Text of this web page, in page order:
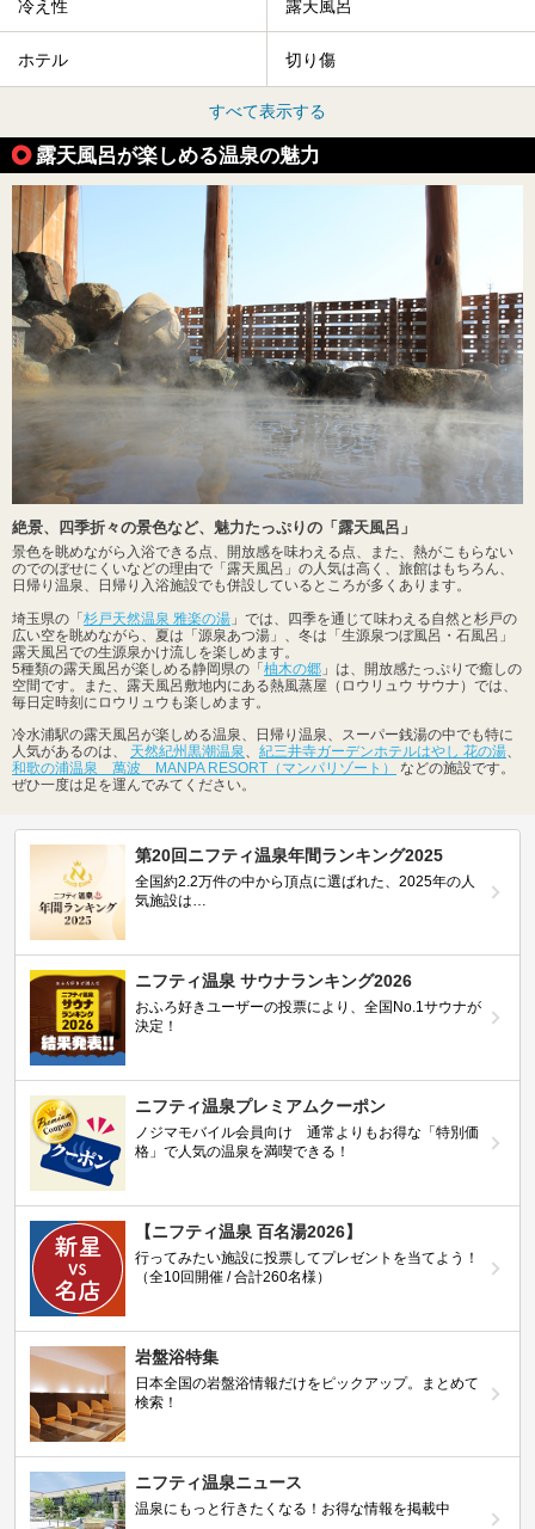
冷え性 露天風呂
ホテル 切り傷
すべて表示する
露天風呂が楽しめる温泉の魅力
絶景、四季折々の景色など、魅力たっぷりの「露天風呂」
景色を眺めながら入浴できる点、開放感を味わえる点、また、熱がこもらない
のでのぼせにくいなどの理由で「露天風呂」の人気は高く、旅館はもちろん、
日帰り温泉、日帰り入浴施設でも併設しているところが多くあります。
埼玉県の「 杉戸天然温泉 雅楽の湯 」では、四季を通じて味わえる自然と杉戸の
広い空を眺めながら、夏は「源泉あつ湯」、冬は「生源泉つぼ風呂・石風呂」
露天風呂での生源泉かけ流しを楽しめます。
5種類の露天風呂が楽しめる静岡県の「 柚木の郷 」は、開放感たっぷりで癒しの
空間です。また、露天風呂敷地内にある熱風蒸屋（ロウリュウ サウナ）では、
毎日定時刻にロウリュウも楽しめます。
冷水浦駅の露天風呂が楽しめる温泉、日帰り温泉、スーパー銭湯の中でも特に
人気があるのは、 天然紀州黒潮温泉、 紀三井寺ガーデンホテルはやし 花の湯、
和歌の浦温泉 萬波 MANPA RESORT（マンパリゾート）
などの施設です。
ぜひ一度は足を運んでみてください。
第20回ニフティ温泉年間ランキング2025
全国約2.2万件の中から頂点に選ばれた、2025年の人
気施設は…
ニフティ温泉 サウナランキング2026
おふろ好きユーザーの投票により、全国No.1サウナが
決定！
ニフティ温泉プレミアムクーポン
ノジマモバイル会員向け 通常よりもお得な「特別価
格」で人気の温泉を満喫できる！
【ニフティ温泉 百名湯2026】
行ってみたい施設に投票してプレゼントを当てよう！
（全10回開催 / 合計260名様）
岩盤浴特集
日本全国の岩盤浴情報だけをピックアップ。まとめて
検索！
ニフティ温泉ニュース
温泉にもっと行きたくなる！お得な情報を掲載中